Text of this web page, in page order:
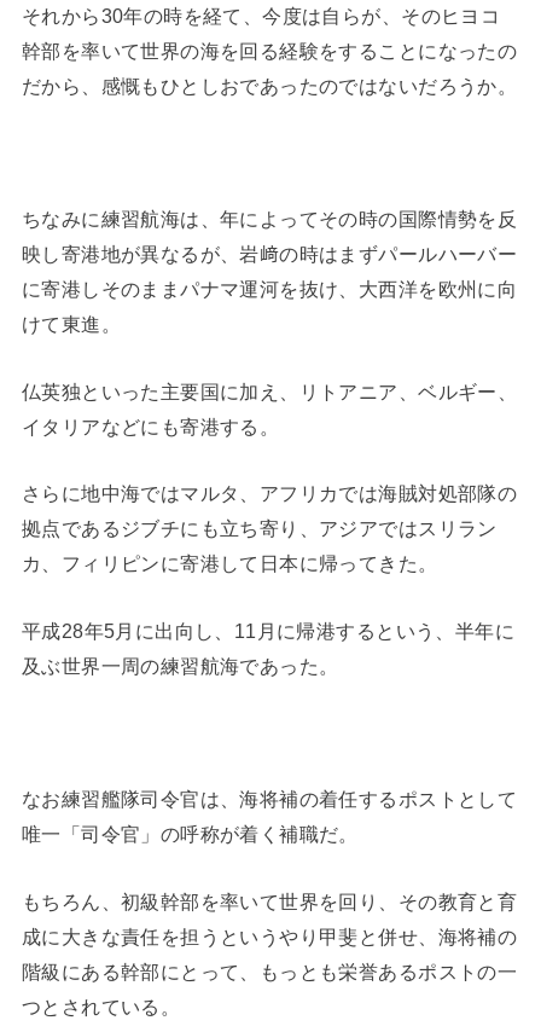
それから30年の時を経て、今度は自らが、そのヒヨコ
幹部を率いて世界の海を回る経験をすることになったの
だから、感慨もひとしおであったのではないだろうか。
ちなみに練習航海は、年によってその時の国際情勢を反
映し寄港地が異なるが、岩﨑の時はまずパールハーバー
に寄港しそのままパナマ運河を抜け、大西洋を欧州に向
けて東進。
仏英独といった主要国に加え、リトアニア、ベルギー、
イタリアなどにも寄港する。
さらに地中海ではマルタ、アフリカでは海賊対処部隊の
拠点であるジブチにも立ち寄り、アジアではスリラン
カ、フィリピンに寄港して日本に帰ってきた。
平成28年5月に出向し、11月に帰港するという、半年に
及ぶ世界一周の練習航海であった。
なお練習艦隊司令官は、海将補の着任するポストとして
唯一「司令官」の呼称が着く補職だ。
もちろん、初級幹部を率いて世界を回り、その教育と育
成に大きな責任を担うというやり甲斐と併せ、海将補の
階級にある幹部にとって、もっとも栄誉あるポストの一
つとされている。